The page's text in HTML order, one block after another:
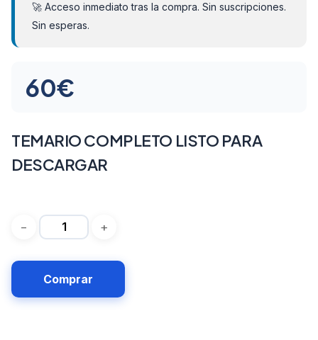
🚀 Acceso inmediato tras la compra. Sin suscripciones.
Sin esperas.
60€
TEMARIO COMPLETO LISTO PARA
DESCARGAR
Comprar